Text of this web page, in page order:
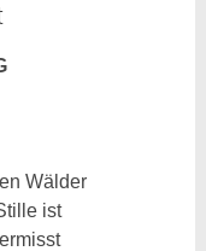
Wälder
ist